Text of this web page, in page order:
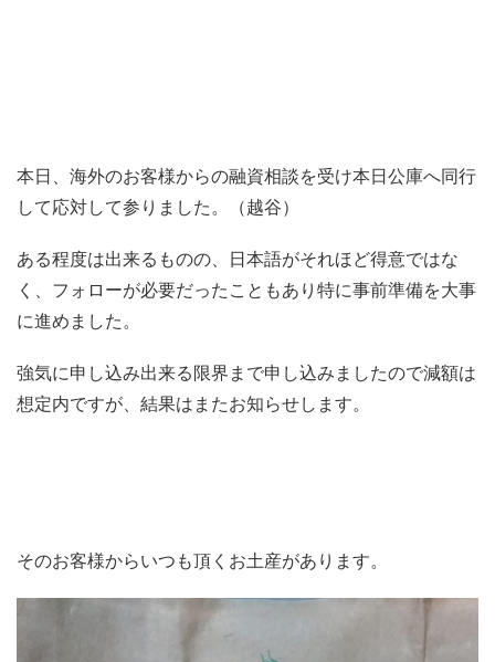
本日、海外のお客様からの融資相談を受け本日公庫へ同行
して応対して参りました。（越谷）
ある程度は出来るものの、日本語がそれほど得意ではな
く、フォローが必要だったこともあり特に事前準備を大事
に進めました。
強気に申し込み出来る限界まで申し込みましたので減額は
想定内ですが、結果はまたお知らせします。
そのお客様からいつも頂くお土産があります。